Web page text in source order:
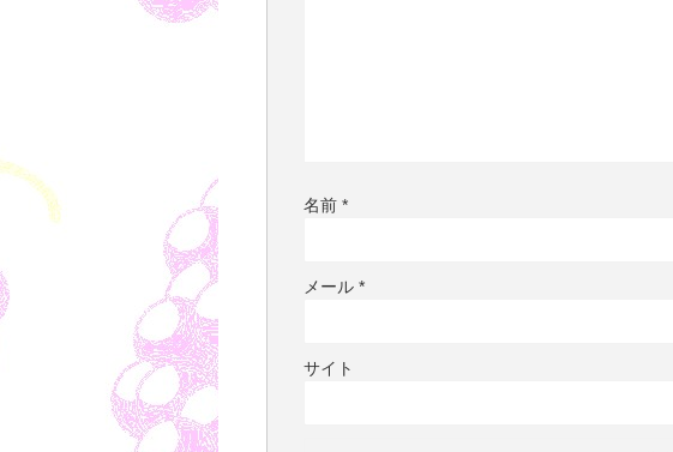
名前 *
メール *
サイト